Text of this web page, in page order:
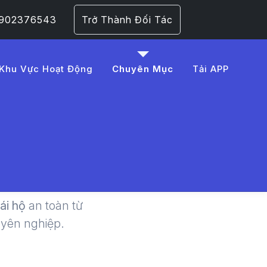
Trở Thành Đối Tác
Khu Vực Hoạt Động Chuyên Mục Tải APP
Lái
hộ an toàn từ
nghiệp.